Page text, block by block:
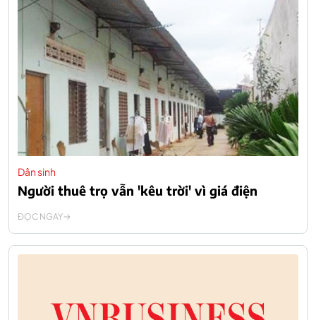
Dân sinh
Người thuê trọ vẫn 'kêu trời' vì giá điện
ĐỌC NGAY